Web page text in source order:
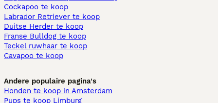
Cockapoo te koop
Labrador Retriever te koop
Duitse Herder te koop
Franse Bulldog te koop
Teckel ruwhaar te koop
Cavapoo te koop
Andere populaire pagina's
Honden te koop in Amsterdam
Pups te koop Limburg​